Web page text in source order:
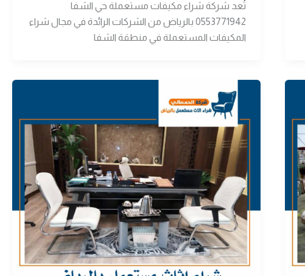
تُعد شركة شراء مكيفات مستعملة حي الشفا
0553771942 بالرياض من الشركات الرائدة في مجال شراء
المكيفات المستعملة في منطقة الشفا